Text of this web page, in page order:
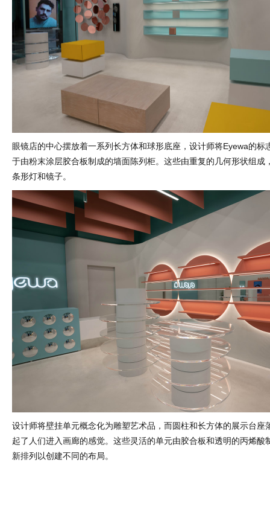
眼镜店的中心摆放着一系列长方体和球形底座，设计师将Eyewa的标
于由粉末涂层胶合板制成的墙面陈列柜。这些由重复的几何形状组成
条形灯和镜子。
设计师将壁挂单元概念化为雕塑艺术品，而圆柱和长方体的展示台座
起了人们进入画廊的感觉。这些灵活的单元由胶合板和透明的丙烯酸
新排列以创建不同的布局。